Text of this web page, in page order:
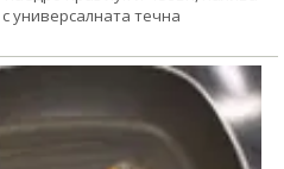
универсалната течна